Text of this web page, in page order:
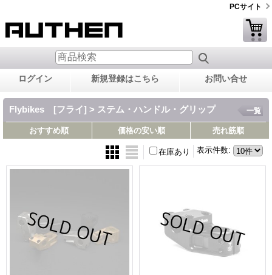
PCサイト
ログイン 新規登録はこちら お問い合せ
Flybikes [フライ] > ステム・ハンドル・グリップ 一覧
おすすめ順 価格の安い順 売れ筋順
表示件数:
在庫あり